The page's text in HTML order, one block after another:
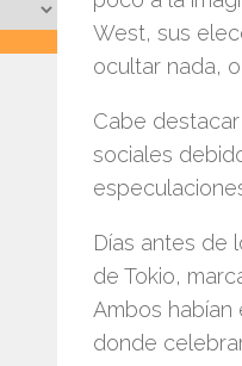
West, sus
ocultar nada,
Cabe
sociales
Días antes de
de Tokio,
Ambos
donde